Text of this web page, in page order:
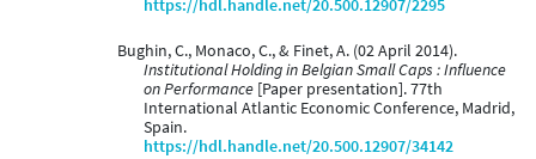
https://hdl.handle.net/20.500.12907/2295
Bughin, C., Monaco, C., & Finet, A. (02 April 2014).
Institutional Holding in Belgian Small Caps : Influence
on Performance [Paper presentation]. 77th
International Atlantic Economic Conference, Madrid,
Spain.
https://hdl.handle.net/20.500.12907/34142